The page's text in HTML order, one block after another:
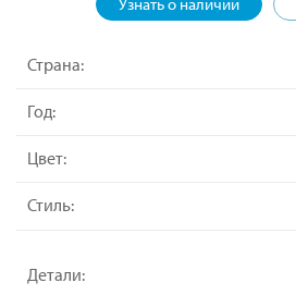
Страна:
Год:
Цвет:
Стиль:
Детали: